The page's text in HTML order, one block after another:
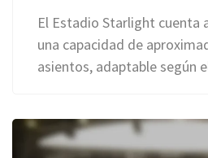
El Estadio Starlight cuenta
una capacidad de
asientos, adaptable según